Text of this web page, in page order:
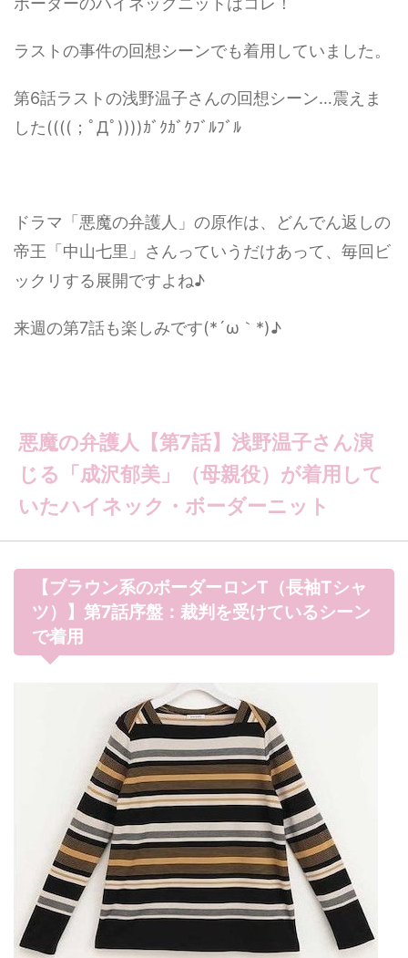
ラストの事件の回想シーンでも着用していました。
第6話ラストの浅野温子さんの回想シーン…震えま
した((((；ﾟДﾟ))))ｶﾞｸｶﾞｸﾌﾞﾙﾌﾞﾙ
ドラマ「悪魔の弁護人」の原作は、どんでん返しの
帝王「中山七里」さんっていうだけあって、毎回ビ
ックリする展開ですよね♪
来週の第7話も楽しみです(*´ω｀*)♪
悪魔の弁護人【第7話】浅野温子さん演
じる「成沢郁美」（母親役）が着用して
いたハイネック・ボーダーニット
【ブラウン系のボーダーロンT（長袖Tシャ
ツ）】第7話序盤：裁判を受けているシーン
で着用